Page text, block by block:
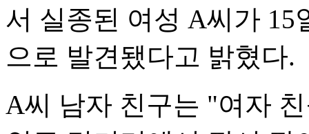
서 실종된 여성 A씨가 15
으로 발견됐다고 밝혔다.
A씨 남자 친구는 "여자